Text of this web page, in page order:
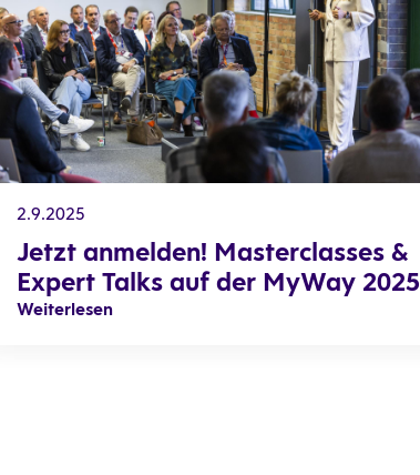
2.9.2025
Jetzt anmelden! Masterclasses &
Expert Talks auf der MyWay 2025
Weiterlesen